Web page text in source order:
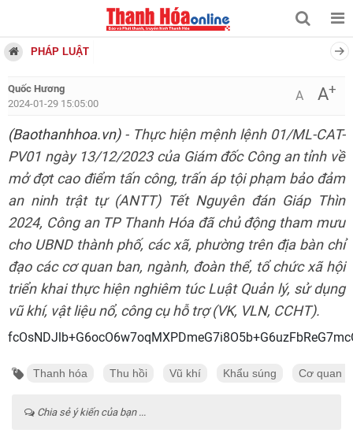
PHÁP LUẬT
Quốc Hương
2024-01-29 15:05:00
A A+
(Baothanhhoa.vn)- Thực hiện mệnh lệnh 01/ML-CAT-
PV01 ngày 13/12/2023 của Giám đốc Công an tỉnh về
mở đợt cao điểm tấn công, trấn áp tội phạm bảo đảm
an ninh trật tự (ANTT) Tết Nguyên đán Giáp Thìn
2024, Công an TP Thanh Hóa đã chủ động tham mưu
cho UBND thành phố, các xã, phường trên địa bàn chỉ
đạo các cơ quan ban, ngành, đoàn thể, tổ chức xã hội
triển khai thực hiện nghiêm túc Luật Quản lý, sử dụng
vũ khí, vật liệu nổ, công cụ hỗ trợ (VK, VLN, CCHT).
Thanh hóa Thu hồi Vũ khí Khẩu súng Cơ quan
Chia sẻ ý kiến của bạn ...